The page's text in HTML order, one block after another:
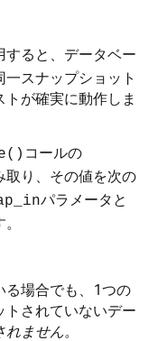
すると、データベー
スナップショット
トが確実に動作しま
コールの
取り、その値を次の
パラメータと
る場合でも、1つの
されていないデー
れません。